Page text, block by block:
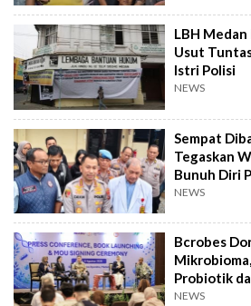
LBH
Usut
Istri Polisi
NEWS
Sempat
Tegaskan
Bunuh Diri
NEWS
Bcrobes
Probiotik
Terapi
NEWS